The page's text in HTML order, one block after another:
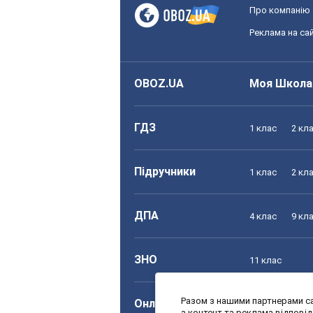
Про компанію
Реклама на
OBOZ.UA Моя Школа
ГДЗ 1 клас 2
Підручники 1 клас 2
ДПА 4 клас 9
ЗНО 11 клас
Онлайн уроки 1 клас 2
Разом з нашими партнерами